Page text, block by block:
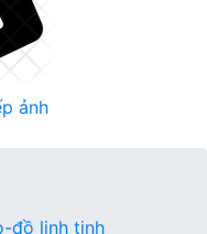
ảnh
đồ linh tinh